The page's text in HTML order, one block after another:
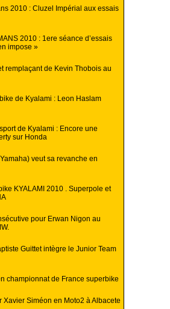
2010 : Cluzel Impérial aux essais
2010 : 1ere séance d’essais
impose »
remplaçant de Kevin Thobois au
de Kyalami : Leon Haslam
de Kyalami : Encore une
sur Honda
veut sa revanche en
KYALAMI 2010 . Superpole et
pour Erwan Nigon au
Guittet intègre le Junior Team
championnat de France superbike
Xavier Siméon en Moto2 à Albacete